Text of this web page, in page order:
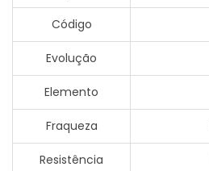
Código
Evolução
Elemento
Fraqueza
Resistência